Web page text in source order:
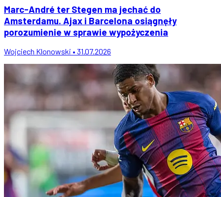
Marc-André ter Stegen ma jechać do
Amsterdamu. Ajax i Barcelona osiągnęły
porozumienie w sprawie wypożyczenia
Wojciech Klonowski • 31.07.2026